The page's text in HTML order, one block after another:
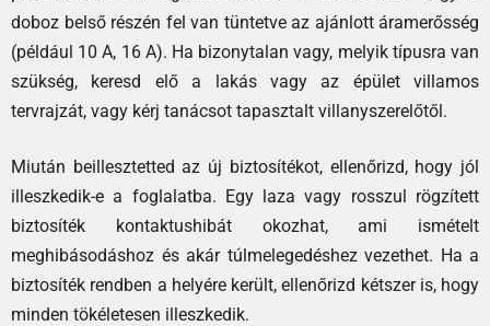
doboz belső részén fel van tüntetve az ajánlott áramerősség
(például 10 A, 16 A). Ha bizonytalan vagy, melyik típusra van
szükség, keresd elő a lakás vagy az épület villamos
tervrajzát, vagy kérj tanácsot tapasztalt villanyszerelőtől.
Miután beillesztetted az új biztosítékot, ellenőrizd, hogy jól
illeszkedik-e a foglalatba. Egy laza vagy rosszul rögzített
biztosíték kontaktushibát okozhat, ami ismételt
meghibásodáshoz és akár túlmelegedéshez vezethet. Ha a
biztosíték rendben a helyére került, ellenőrizd kétszer is, hogy
minden tökéletesen illeszkedik.